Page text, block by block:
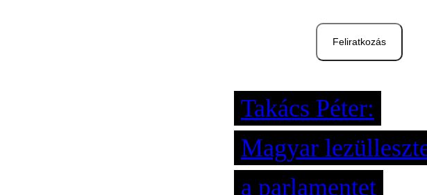
Feliratkozás
Takács Péter:
Magyar
a parlamentet